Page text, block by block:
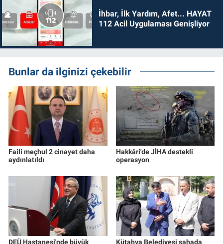
İhbar, İlk Yardım, Afet... HAYAT
112 Acil Uygulaması Genişliyor
Bunlar da ilginizi çekebilir
Faili meçhul 2 cinayet daha
aydınlatıldı
Hakkâri'de JİHA destekli
operasyon
DEÜ Hastanesi'nde büyük Kütahya Belediyesi sahada